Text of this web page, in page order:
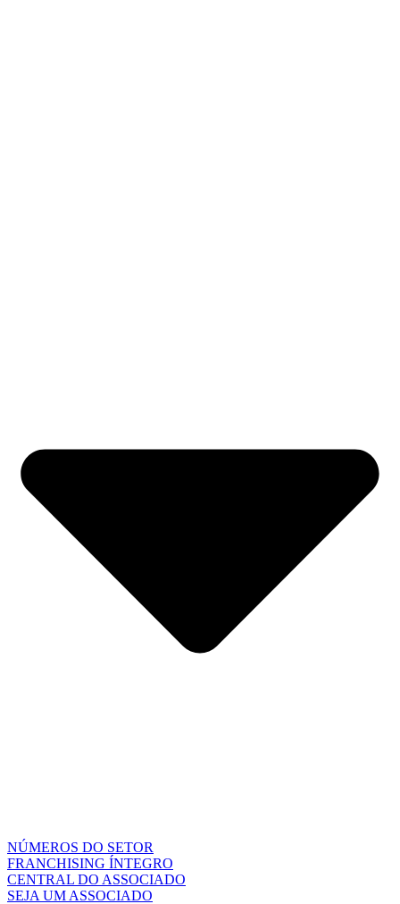
NÚMEROS DO SETOR
FRANCHISING ÍNTEGRO
CENTRAL DO ASSOCIADO
SEJA UM ASSOCIADO